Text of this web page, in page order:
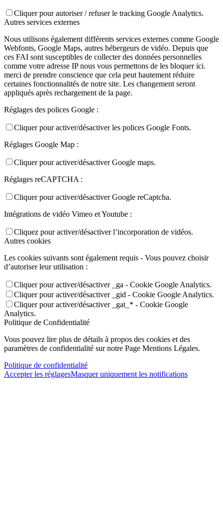
Cliquer pour autoriser / refuser le tracking Google Analytics.
Autres services externes
Nous utilisons également différents services externes comme Google
Webfonts, Google Maps, autres hébergeurs de vidéo. Depuis que
ces FAI sont susceptibles de collecter des données personnelles
comme votre adresse IP nous vous permettons de les bloquer ici.
merci de prendre conscience que cela peut hautement réduire
certaines fonctionnalités de notre site. Les changement seront
appliqués après rechargement de la page.
Réglages des polices Google :
Cliquer pour activer/désactiver les polices Google Fonts.
Réglages Google Map :
Cliquer pour activer/désactiver Google maps.
Réglages reCAPTCHA :
Cliquer pour activer/désactiver Google reCaptcha.
Intégrations de vidéo Vimeo et Youtube :
Cliquez pour activer/désactiver l’incorporation de vidéos.
Autres cookies
Les cookies suivants sont également requis - Vous pouvez choisir
d’autoriser leur utilisation :
Cliquer pour activer/désactiver _ga - Cookie Google Analytics.
Cliquer pour activer/désactiver _gid - Cookie Google Analytics.
Cliquer pour activer/désactiver _gat_* - Cookie Google
Analytics.
Politique de Confidentialité
Vous pouvez lire plus de détails à propos des cookies et des
paramètres de confidentialité sur notre Page Mentions Légales.
Politique de confidentialité
Accepter les réglagesMasquer uniquement les notifications